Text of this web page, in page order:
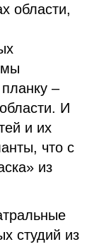
области,
–
И
и их
что с
из
студий из